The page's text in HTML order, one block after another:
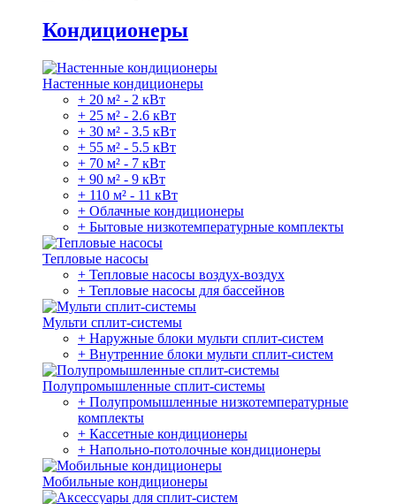
Кондиционеры
Настенные кондиционеры
+ 20 м² - 2 кВт
+ 25 м² - 2.6 кВт
+ 30 м² - 3.5 кВт
+ 55 м² - 5.5 кВт
+ 70 м² - 7 кВт
+ 90 м² - 9 кВт
+ 110 м² - 11 кВт
+ Облачные кондиционеры
+ Бытовые низкотемпературные комплекты
Тепловые насосы
+ Тепловые насосы воздух-воздух
+ Тепловые насосы для бассейнов
Мульти сплит-системы
+ Наружные блоки мульти сплит-систем
+ Внутренние блоки мульти сплит-систем
Полупромышленные сплит-системы
+ Полупромышленные низкотемпературные
комплекты
+ Кассетные кондиционеры
+ Напольно-потолочные кондиционеры
Мобильные кондиционеры